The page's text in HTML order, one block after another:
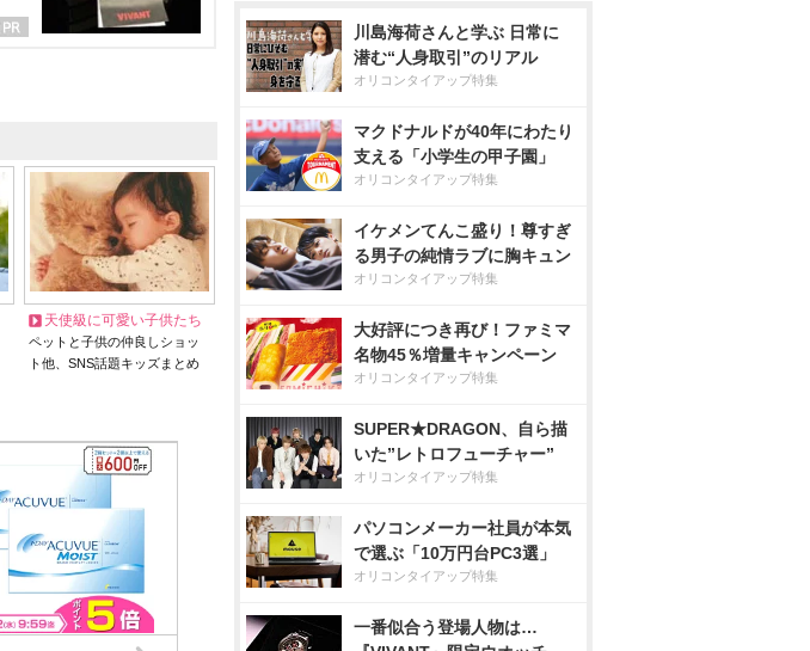
天使級に可愛い子供たち
ペットと子供の仲良しショッ
ト他、SNS話題キッズまとめ
川島海荷さんと学ぶ 日常に
潜む“人身取引”のリアル
オリコンタイアップ特集
マクドナルドが40年にわたり
支える「小学生の甲子園」
オリコンタイアップ特集
イケメンてんこ盛り！尊すぎ
る男子の純情ラブに胸キュン
オリコンタイアップ特集
大好評につき再び！ファミマ
名物45％増量キャンペーン
オリコンタイアップ特集
SUPER★DRAGON、自ら描
いた”レトロフューチャー”
オリコンタイアップ特集
パソコンメーカー社員が本気
で選ぶ「10万円台PC3選」
オリコンタイアップ特集
一番似合う登場人物は…